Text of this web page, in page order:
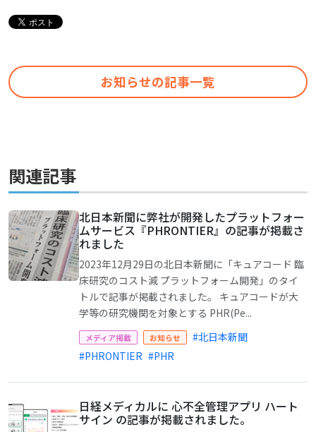
お知らせの記事一覧
関連記事
北日本新聞に弊社が開発したプラットフォー
ムサービス『PHRONTIER』の記事が掲載さ
れました
2023年12月29日の北日本新聞に「キュアコード 臨
床研究のコスト減 プラットフォーム開発」のタイ
トルで記事が掲載されました。 キュアコードが大
学等の研究機関を対象とする PHR(Pe...
メディア掲載 お知らせ
#北日本新聞
#PHRONTIER #PHR
日経メディカルに 心不全管理アプリ ハート
サイン の記事が掲載されました。